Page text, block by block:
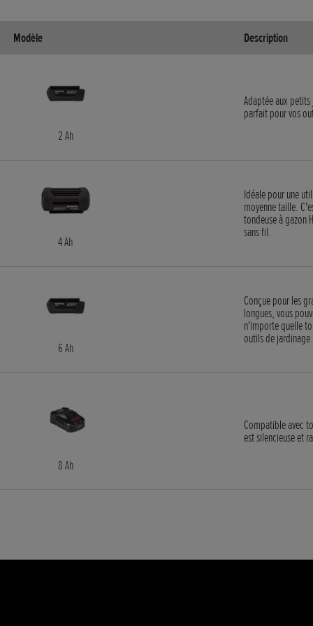
Modèle Description
2 Ah
Adaptée aux
parfait pour vos
4 Ah
Idéale pour une
moyenne taille.
tondeuse à gazon
sans fil.
6 Ah
Conçue pour les
longues, vous
n'importe quelle
outils de
8 Ah
Compatible avec
est silencieuse et